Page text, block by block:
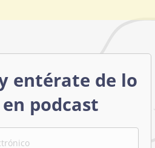
entérate de lo
podcast